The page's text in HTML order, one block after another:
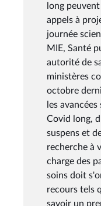
long
appels à
journée
MIE, Santé
autorité de
ministères
octobre
les
Covid long,
suspens et
recherche à
charge des
soins doit
recours tels
savoir un